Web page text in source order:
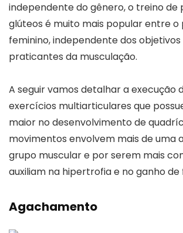
independente do gênero, o treino de
glúteos é muito mais popular entre o
feminino, independente dos objetivos
praticantes da musculação.
A seguir vamos detalhar a execução
exercícios multiarticulares que
maior no desenvolvimento de
movimentos envolvem mais de uma
grupo muscular e por serem mais
auxiliam na hipertrofia e no ganho de
Agachamento